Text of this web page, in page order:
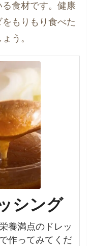
食材です。健康
もりもり食べた
う。
シング
養満点のドレッ
作ってみてくだ